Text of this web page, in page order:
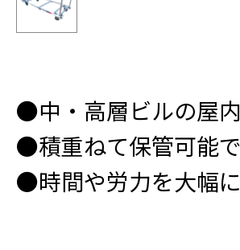
●中・高層ビルの屋
●積重ねて保管可能で
●時間や労力を大幅